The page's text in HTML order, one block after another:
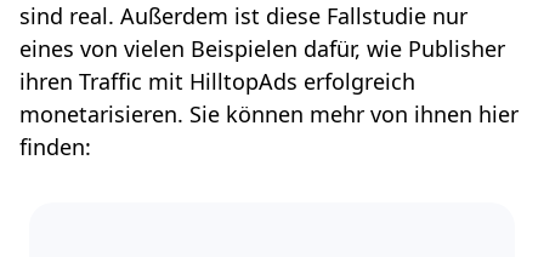
sind real. Außerdem ist diese Fallstudie nur
eines von vielen Beispielen dafür, wie Publisher
ihren Traffic mit HilltopAds erfolgreich
monetarisieren. Sie können mehr von ihnen hier
finden: